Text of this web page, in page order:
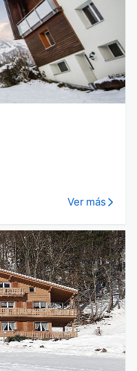
Ver más